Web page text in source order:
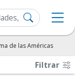
de las Américas
Filtrar